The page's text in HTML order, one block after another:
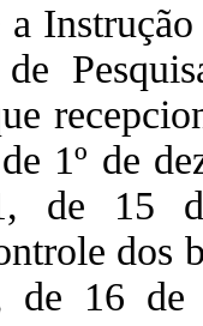
1º de
de 15
dos
de 16